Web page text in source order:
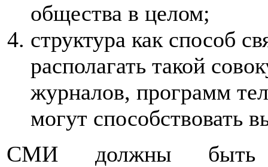
общества в целом;
структура как способ
располагать такой
журналов, программ
могут способствовать
СМИ должны быть